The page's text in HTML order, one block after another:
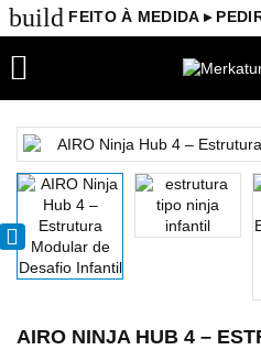
build FEITO À MEDIDA ▸

AIRO NINJA HUB 4 –